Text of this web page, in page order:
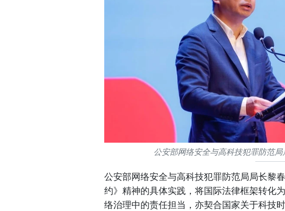
公安部网络安全与高科技犯罪防范
公安部网络安全与高科技犯罪防范局局长黎
约》精神的具体实践，将国际法律框架转化
络治理中的责任担当，亦契合国家关于科技